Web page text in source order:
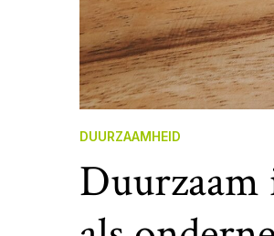
DUURZAAMHEID
Duurzaam